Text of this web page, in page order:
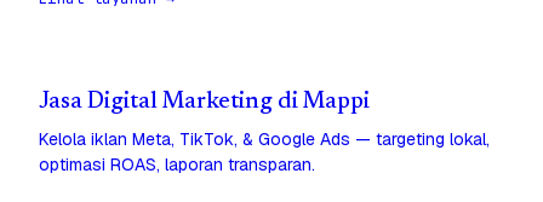
Jasa Digital Marketing di Mappi
Kelola iklan Meta, TikTok, & Google Ads — targeting lokal,
optimasi ROAS, laporan transparan.